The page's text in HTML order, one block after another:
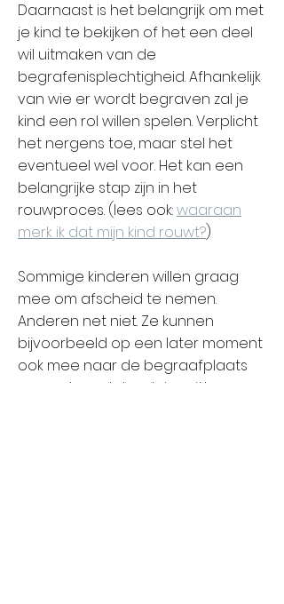
Daarnaast is het belangrijk om met
je kind te bekijken of het een deel
wil uitmaken van de
begrafenisplechtigheid. Afhankelijk
van wie er wordt begraven zal je
kind een rol willen spelen. Verplicht
het nergens toe, maar stel het
eventueel wel voor. Het kan een
belangrijke stap zijn in het
rouwproces. (lees ook:waaraan
merk ik dat mijn kind rouwt?)
Sommige kinderen willen graag
mee om afscheid te nemen.
Anderen net niet. Ze kunnen
bijvoorbeeld op een later moment
ook mee naar de begraafplaats
gaan als ze dat wel zien zitten.